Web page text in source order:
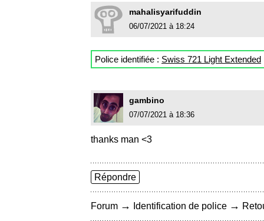
mahalisyarifuddin
06/07/2021 à 18:24
Police identifiée : Swiss 721 Light Extended
gambino
07/07/2021 à 18:36
thanks man <3
Répondre
Forum → Identification de police →